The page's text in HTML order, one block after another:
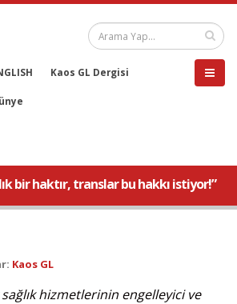
Kaos GL Dergisi
bir haktır, translar bu hakkı istiyor!”
Kaos GL
hizmetlerinin engelleyici ve